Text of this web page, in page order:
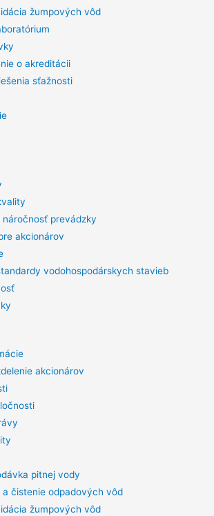
žumpových vôd
o akreditácii
sťažnosti
náročnosť prevádzky
akcionárov
vodohospodárskych stavieb
akcionárov
pitnej vody
a čistenie odpadových vôd
žumpových vôd